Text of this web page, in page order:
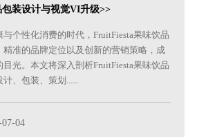
装设计与视觉VI升级>>
个性化消费的时代，FruitFiesta果味饮品
精准的品牌定位以及创新的营销策略，成
光。本文将深入剖析FruitFiesta果味饮品
、包装、策划......
07-04